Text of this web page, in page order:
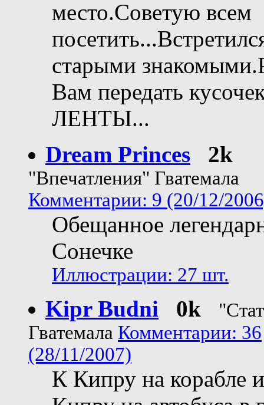
место.Советую всем
старыми
Вам передать
ЛЕНТЫ...
Dream Princes
2k
"Впечатления" Гватемала
Комментарии: 9 (20/12/
Обещанное
Сонечке
Иллюстрации: 27 шт.
Kipr Budni 0k
Гватемала Комментарии: 36
(28/11/2007)
К Кипру на корабле